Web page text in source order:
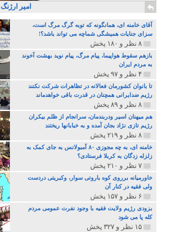
امیر ارژنگ
آقای خامنه ای، همانگونه که توبه گرگ مرگ است،
سزای جنایات همیشگی شماچه می تواند باشد؟!
۸ نظر و ۱۸۰ پخش
بازهم سقوط هواپیما، پیام مرگ، پیام نوید بهشت آخوند
به مردم ایران
۴ نظر و ۹۷ پخش
تا بانوان کشورمان فعالانه در تظاهرات شرکت نکنند
رژیم ضدایرانی همچنان در قدرت باقی خواهدماند
۸ نظر و ۸۹ پخش
هم میهنان اسیر ودربندمان، سرانجام از ظلم بیکران
رژیم تازی نژاد بجان آمده و به خبابانها ریختند
۸ نظر و ۲۱۹ پخش
خامنه ای، به چه مجوزی ۸۰ آمبولانس به جای کمک به
زلزله زدگان به کربلا فرستادی؟
۷ نظر و ۲۱۰ پخش
خاورمیانه برروی کوه باروتی سوار، وکبریتی دردست
ولی فقیه در کنار آن
۶ نظر و ۱۵۷ پخش
بزودی رژیم ولایت فقیه با وجود نفرت عمومی مردم
کله پا می شود
۱۵ نظر و ۳۲۷ پخش